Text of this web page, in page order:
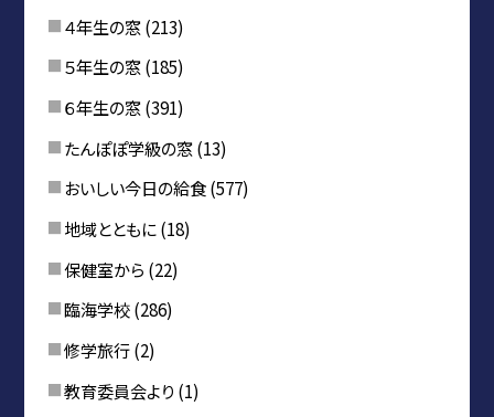
４年生の窓(213)
５年生の窓(185)
６年生の窓(391)
たんぽぽ学級の窓(13)
おいしい今日の給食(577)
地域とともに(18)
保健室から (22)
臨海学校(286)
修学旅行(2)
教育委員会より (1)